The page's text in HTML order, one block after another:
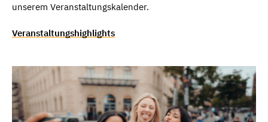
unserem Veranstaltungskalender.
Veranstaltungshighlights